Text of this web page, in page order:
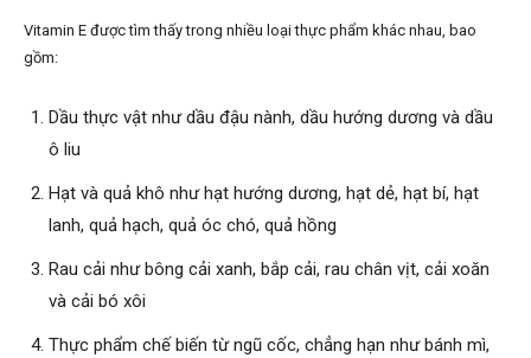
Vitamin E được tìm thấy trong nhiều loại thực phẩm khác nhau, bao
gồm:
Dầu thực vật như dầu đậu nành, dầu hướng dương và dầu
ô liu
Hạt và quả khô như hạt hướng dương, hạt dẻ, hạt bí, hạt
lanh, quả hạch, quả óc chó, quả hồng
Rau cải như bông cải xanh, bắp cải, rau chân vịt, cải xoăn
và cải bó xôi
Thực phẩm chế biến từ ngũ cốc, chẳng hạn như bánh mì,